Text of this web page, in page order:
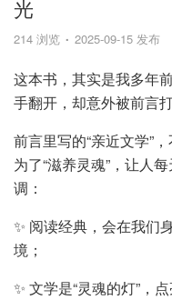
光
214 浏览 2025-09-15 发布
这本书，其实是我多年
手翻开，却意外被前言打
前言里写的“亲近文学”
为了“滋养灵魂”，让人
调：
✨ 阅读经典，会在我们
境；
✨ 文学是“灵魂的灯”，